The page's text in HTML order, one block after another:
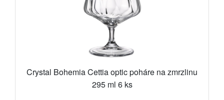
Crystal Bohemia Cettia optic poháre na zmrzlinu
295 ml 6 ks